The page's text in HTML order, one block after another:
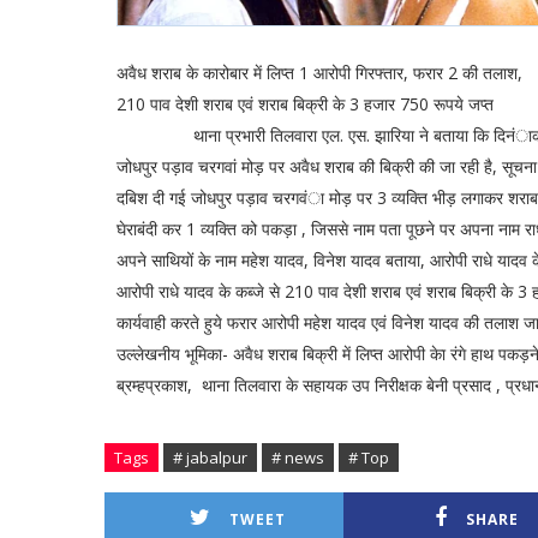
अवैध शराब के कारोबार में लिप्त 1 आरोपी गिरफ्तार, फरार 2 की तलाश,
210 पाव देशी शराब एवं शराब बिक्री के 3 हजार 750 रूपये जप्त
थाना प्रभारी तिलवारा एल. एस. झारिया ने बताया कि
जोधपुर पड़ाव चरगवां मोड़ पर अवैध शराब की बिक्री की जा रही है,
दबिश दी गई जोधपुर पड़ाव चरगवंा मोड़ पर 3 व्यक्ति भीड़ लगाकर
घेराबंदी कर 1 व्यक्ति को पकड़ा , जिससे नाम पता पूछने पर अपना नाम
अपने साथियों के नाम महेश यादव, विनेश यादव बताया, आरोपी राधे
आरोपी राधे यादव के कब्जे से 210 पाव देशी शराब एवं शराब बिक्री के
कार्यवाही करते हुये फरार आरोपी महेश यादव एवं विनेश यादव की तलाश
उल्लेखनीय भूमिका- अवैध शराब बिक्री में लिप्त आरोपी केा रंगे हाथ
ब्रम्हप्रकाश, थाना तिलवारा के सहायक उप निरीक्षक बेनी प्रसाद ,
Tags # jabalpur # news # Top
TWEET SHARE